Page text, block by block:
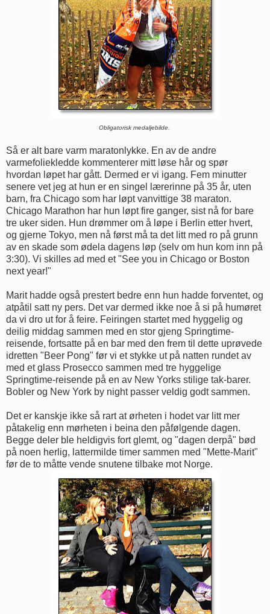
Obligatorisk medaljebilde.
Så er alt bare varm maratonlykke. En av de andre
varmefoliekledde kommenterer mitt løse hår og spør
hvordan løpet har gått. Dermed er vi igang. Fem minutter
senere vet jeg at hun er en singel lærerinne på 35 år, uten
barn, fra Chicago som har løpt vanvittige 38 maraton.
Chicago Marathon har hun løpt fire ganger, sist nå for bare
tre uker siden. Hun drømmer om å løpe i Berlin etter hvert,
og gjerne Tokyo, men nå først må ta det litt med ro på grunn
av en skade som ødela dagens løp (selv om hun kom inn på
3:30). Vi skilles ad med et "See you in Chicago or Boston
next year!"
Marit hadde også prestert bedre enn hun hadde forventet, og
atpåtil satt ny pers. Det var dermed ikke noe å si på humøret
da vi dro ut for å feire. Feiringen startet med hyggelig og
deilig middag sammen med en stor gjeng Springtime-
reisende, fortsatte på en bar med den frem til dette uprøvede
idretten "Beer Pong" før vi et stykke ut på natten rundet av
med et glass Prosecco sammen med tre hyggelige
Springtime-reisende på en av New Yorks stilige tak-barer.
Bobler og New York by night passer veldig godt sammen.
Det er kanskje ikke så rart at ørheten i hodet var litt mer
påtakelig enn mørheten i beina den påfølgende dagen.
Begge deler ble heldigvis fort glemt, og "dagen derpå" bød
på noen herlig, lattermilde timer sammen med "Mette-Marit"
før de to måtte vende snutene tilbake mot Norge.